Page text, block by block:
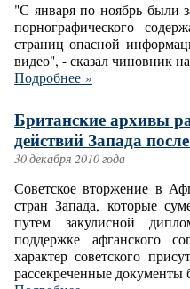
"С января по ноябрь были
порнографического
страниц опасной
видео", - сказал чиновник
Подробнее »
Британские архивы
действий Запада
30 декабря 2010 года
Советское вторжение в
стран Запада, которые
путем закулисной
поддержке афганского
характер советского
рассекреченные